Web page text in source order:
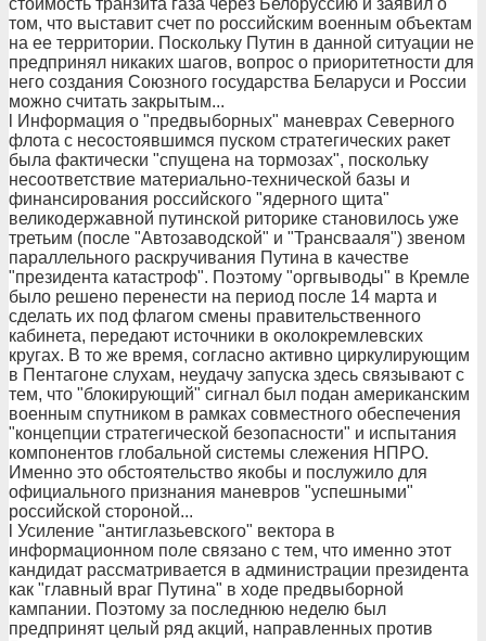
стоимость транзита газа через Белоруссию и заявил о
том, что выставит счет по российским военным объектам
на ее территории. Поскольку Путин в данной ситуации не
предпринял никаких шагов, вопрос о приоритетности для
него создания Союзного государства Беларуси и России
можно считать закрытым...
l Информация о "предвыборных" маневрах Северного
флота с несостоявшимся пуском стратегических ракет
была фактически "спущена на тормозах", поскольку
несоответствие материально-технической базы и
финансирования российского "ядерного щита"
великодержавной путинской риторике становилось уже
третьим (после "Автозаводской" и "Трансвааля") звеном
параллельного раскручивания Путина в качестве
"президента катастроф". Поэтому "оргвыводы" в Кремле
было решено перенести на период после 14 марта и
сделать их под флагом смены правительственного
кабинета, передают источники в околокремлевских
кругах. В то же время, согласно активно циркулирующим
в Пентагоне слухам, неудачу запуска здесь связывают с
тем, что "блокирующий" сигнал был подан американским
военным спутником в рамках совместного обеспечения
"концепции стратегической безопасности" и испытания
компонентов глобальной системы слежения НПРО.
Именно это обстоятельство якобы и послужило для
официального признания маневров "успешными"
российской стороной...
l Усиление "антиглазьевского" вектора в
информационном поле связано с тем, что именно этот
кандидат рассматривается в администрации президента
как "главный враг Путина" в ходе предвыборной
кампании. Поэтому за последнюю неделю был
предпринят целый ряд акций, направленных против